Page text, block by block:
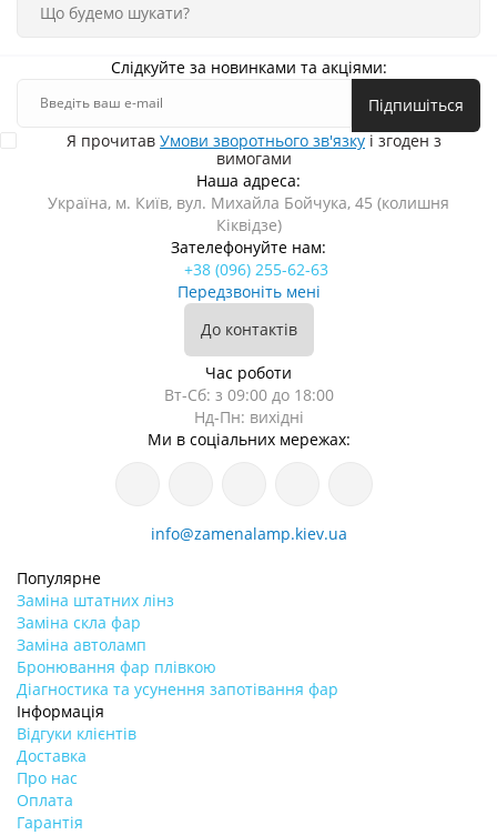
Слідкуйте за новинками та акціями:
Підпишіться
Я прочитав Умови зворотнього зв'язку і згоден з
вимогами
Наша адреса:
Україна, м. Київ, вул. Михайла Бойчука, 45 (колишня
Кіквідзе)
Зателефонуйте нам:
+38 (096) 255-62-63
Передзвоніть мені
До контактів
Час роботи
Вт-Сб: з 09:00 до 18:00
Нд-Пн: вихідні
Ми в соціальних мережах:
info@zamenalamp.kiev.ua
Популярне
Заміна штатних лінз
Заміна скла фар
Заміна автоламп
Бронювання фар плівкою
Діагностика та усунення запотівання фар
Інформація
Відгуки клієнтів
Доставка
Про нас
Оплата
Гарантія